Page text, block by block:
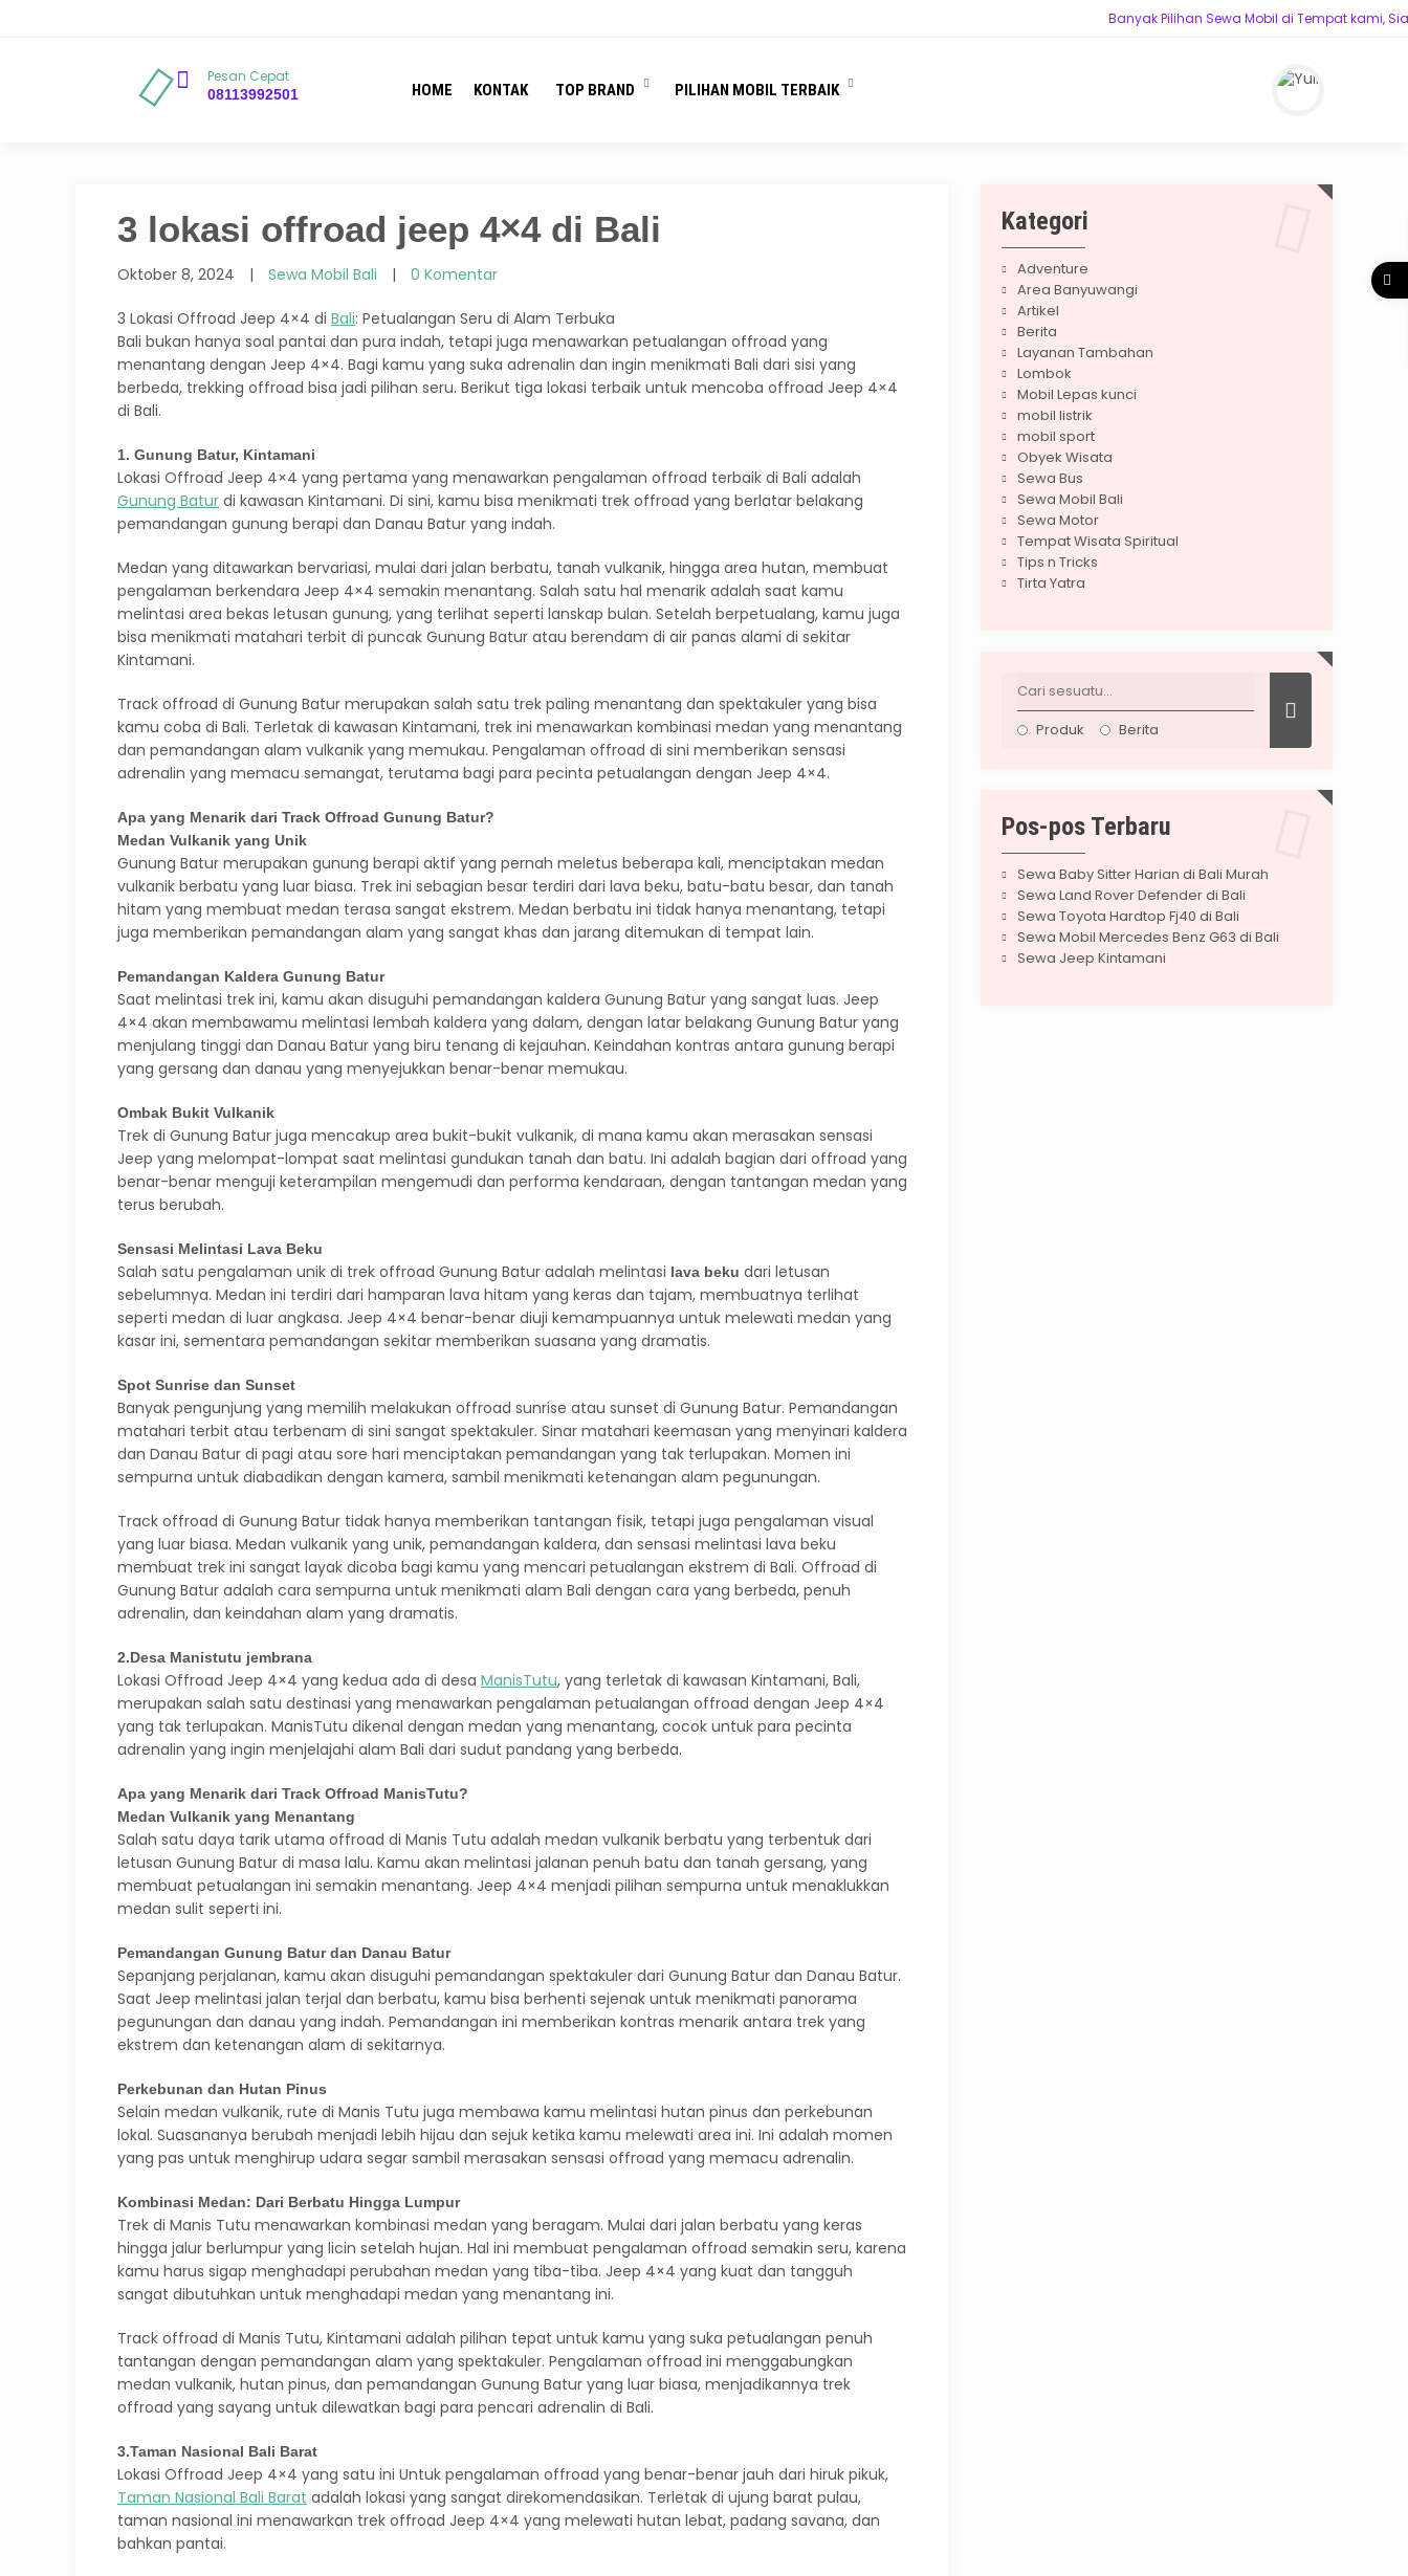
Banyak Pilihan Sewa Mobil di Tempat kami, Siap
Pesan Cepat
08113992501 HOME KONTAK TOP BRAND PILIHAN MOBIL TERBAIK
3 lokasi offroad jeep 4×4 di Bali
Oktober 8, 2024 | Sewa Mobil Bali | 0 Komentar
3 Lokasi Offroad Jeep 4×4 di Bali: Petualangan Seru di Alam Terbuka
Bali bukan hanya soal pantai dan pura indah, tetapi juga menawarkan petualangan offroad yang
menantang dengan Jeep 4×4. Bagi kamu yang suka adrenalin dan ingin menikmati Bali dari sisi yang
berbeda, trekking offroad bisa jadi pilihan seru. Berikut tiga lokasi terbaik untuk mencoba offroad Jeep 4×4
di Bali.
1. Gunung Batur, Kintamani
Lokasi Offroad Jeep 4×4 yang pertama yang menawarkan pengalaman offroad terbaik di Bali adalah
Gunung Batur di kawasan Kintamani. Di sini, kamu bisa menikmati trek offroad yang berlatar belakang
pemandangan gunung berapi dan Danau Batur yang indah.
Medan yang ditawarkan bervariasi, mulai dari jalan berbatu, tanah vulkanik, hingga area hutan, membuat
pengalaman berkendara Jeep 4×4 semakin menantang. Salah satu hal menarik adalah saat kamu
melintasi area bekas letusan gunung, yang terlihat seperti lanskap bulan. Setelah berpetualang, kamu juga
bisa menikmati matahari terbit di puncak Gunung Batur atau berendam di air panas alami di sekitar
Kintamani.
Track offroad di Gunung Batur merupakan salah satu trek paling menantang dan spektakuler yang bisa
kamu coba di Bali. Terletak di kawasan Kintamani, trek ini menawarkan kombinasi medan yang menantang
dan pemandangan alam vulkanik yang memukau. Pengalaman offroad di sini memberikan sensasi
adrenalin yang memacu semangat, terutama bagi para pecinta petualangan dengan Jeep 4×4.
Apa yang Menarik dari Track Offroad Gunung Batur?
Medan Vulkanik yang Unik
Gunung Batur merupakan gunung berapi aktif yang pernah meletus beberapa kali, menciptakan medan
vulkanik berbatu yang luar biasa. Trek ini sebagian besar terdiri dari lava beku, batu-batu besar, dan tanah
hitam yang membuat medan terasa sangat ekstrem. Medan berbatu ini tidak hanya menantang, tetapi
juga memberikan pemandangan alam yang sangat khas dan jarang ditemukan di tempat lain.
Pemandangan Kaldera Gunung Batur
Saat melintasi trek ini, kamu akan disuguhi pemandangan kaldera Gunung Batur yang sangat luas. Jeep
4×4 akan membawamu melintasi lembah kaldera yang dalam, dengan latar belakang Gunung Batur yang
menjulang tinggi dan Danau Batur yang biru tenang di kejauhan. Keindahan kontras antara gunung berapi
yang gersang dan danau yang menyejukkan benar-benar memukau.
Ombak Bukit Vulkanik
Trek di Gunung Batur juga mencakup area bukit-bukit vulkanik, di mana kamu akan merasakan sensasi
Jeep yang melompat-lompat saat melintasi gundukan tanah dan batu. Ini adalah bagian dari offroad yang
benar-benar menguji keterampilan mengemudi dan performa kendaraan, dengan tantangan medan yang
terus berubah.
Sensasi Melintasi Lava Beku
Salah satu pengalaman unik di trek offroad Gunung Batur adalah melintasi lava beku dari letusan
sebelumnya. Medan ini terdiri dari hamparan lava hitam yang keras dan tajam, membuatnya terlihat
seperti medan di luar angkasa. Jeep 4×4 benar-benar diuji kemampuannya untuk melewati medan yang
kasar ini, sementara pemandangan sekitar memberikan suasana yang dramatis.
Spot Sunrise dan Sunset
Banyak pengunjung yang memilih melakukan offroad sunrise atau sunset di Gunung Batur. Pemandangan
matahari terbit atau terbenam di sini sangat spektakuler. Sinar matahari keemasan yang menyinari kaldera
dan Danau Batur di pagi atau sore hari menciptakan pemandangan yang tak terlupakan. Momen ini
sempurna untuk diabadikan dengan kamera, sambil menikmati ketenangan alam pegunungan.
Track offroad di Gunung Batur tidak hanya memberikan tantangan fisik, tetapi juga pengalaman visual
yang luar biasa. Medan vulkanik yang unik, pemandangan kaldera, dan sensasi melintasi lava beku
membuat trek ini sangat layak dicoba bagi kamu yang mencari petualangan ekstrem di Bali. Offroad di
Gunung Batur adalah cara sempurna untuk menikmati alam Bali dengan cara yang berbeda, penuh
adrenalin, dan keindahan alam yang dramatis.
2.Desa Manistutu jembrana
Lokasi Offroad Jeep 4×4 yang kedua ada di desa ManisTutu, yang terletak di kawasan Kintamani, Bali,
merupakan salah satu destinasi yang menawarkan pengalaman petualangan offroad dengan Jeep 4×4
yang tak terlupakan. ManisTutu dikenal dengan medan yang menantang, cocok untuk para pecinta
adrenalin yang ingin menjelajahi alam Bali dari sudut pandang yang berbeda.
Apa yang Menarik dari Track Offroad ManisTutu?
Medan Vulkanik yang Menantang
Salah satu daya tarik utama offroad di Manis Tutu adalah medan vulkanik berbatu yang terbentuk dari
letusan Gunung Batur di masa lalu. Kamu akan melintasi jalanan penuh batu dan tanah gersang, yang
membuat petualangan ini semakin menantang. Jeep 4×4 menjadi pilihan sempurna untuk menaklukkan
medan sulit seperti ini.
Pemandangan Gunung Batur dan Danau Batur
Sepanjang perjalanan, kamu akan disuguhi pemandangan spektakuler dari Gunung Batur dan Danau Batur.
Saat Jeep melintasi jalan terjal dan berbatu, kamu bisa berhenti sejenak untuk menikmati panorama
pegunungan dan danau yang indah. Pemandangan ini memberikan kontras menarik antara trek yang
ekstrem dan ketenangan alam di sekitarnya.
Perkebunan dan Hutan Pinus
Selain medan vulkanik, rute di Manis Tutu juga membawa kamu melintasi hutan pinus dan perkebunan
lokal. Suasananya berubah menjadi lebih hijau dan sejuk ketika kamu melewati area ini. Ini adalah momen
yang pas untuk menghirup udara segar sambil merasakan sensasi offroad yang memacu adrenalin.
Kombinasi Medan: Dari Berbatu Hingga Lumpur
Trek di Manis Tutu menawarkan kombinasi medan yang beragam. Mulai dari jalan berbatu yang keras
hingga jalur berlumpur yang licin setelah hujan. Hal ini membuat pengalaman offroad semakin seru, karena
kamu harus sigap menghadapi perubahan medan yang tiba-tiba. Jeep 4×4 yang kuat dan tangguh
sangat dibutuhkan untuk menghadapi medan yang menantang ini.
Track offroad di Manis Tutu, Kintamani adalah pilihan tepat untuk kamu yang suka petualangan penuh
tantangan dengan pemandangan alam yang spektakuler. Pengalaman offroad ini menggabungkan
medan vulkanik, hutan pinus, dan pemandangan Gunung Batur yang luar biasa, menjadikannya trek
offroad yang sayang untuk dilewatkan bagi para pencari adrenalin di Bali.
3.Taman Nasional Bali Barat
Lokasi Offroad Jeep 4×4 yang satu ini Untuk pengalaman offroad yang benar-benar jauh dari hiruk pikuk,
Taman Nasional Bali Barat adalah lokasi yang sangat direkomendasikan. Terletak di ujung barat pulau,
taman nasional ini menawarkan trek offroad Jeep 4×4 yang melewati hutan lebat, padang savana, dan
bahkan pantai.
Kategori
Adventure
Area Banyuwangi
Artikel
Berita
Layanan Tambahan
Lombok
Mobil Lepas kunci
mobil listrik
mobil sport
Obyek Wisata
Sewa Bus
Sewa Mobil Bali
Sewa Motor
Tempat Wisata Spiritual
Tips n Tricks
Tirta Yatra
Produk Berita
Pos-pos Terbaru
Sewa Baby Sitter Harian di Bali Murah
Sewa Land Rover Defender di Bali
Sewa Toyota Hardtop Fj40 di Bali
Sewa Mobil Mercedes Benz G63 di Bali
Sewa Jeep Kintamani